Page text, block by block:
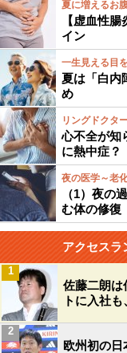
夏に増えるお
【虚血性
イン
一生見える目
夏は「白内
め
リングドクタ
心不全が知
に熱中症？
夜の医学～老
（1）夜の
む体の修復
アクセスラ
佐藤二朗は
トに入社
1
欧州初の日
2